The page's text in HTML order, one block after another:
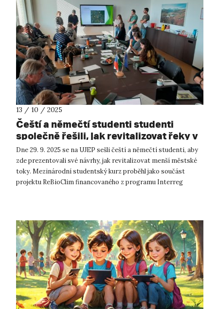
13 / 10 / 2025
Čeští a němečtí studenti studenti
společně řešili, jak revitalizovat řeky v
centrech měst
Dne 29. 9. 2025 se na UJEP sešli čeští a němečtí studenti, aby
zde prezentovali své návrhy, jak revitalizovat menší městské
toky. Mezinárodní studentský kurz proběhl jako součást
projektu ReBioClim financovaného z programu Interreg